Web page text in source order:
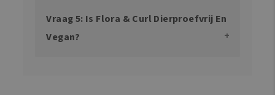
Vraag 5: Is Flora & Curl Dierproefvrij En
Vegan?